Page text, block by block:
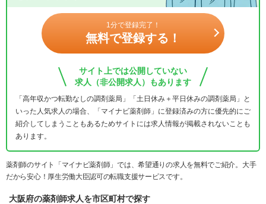
1分で登録完了！
無料で登録する！
サイト上では公開していない
求人（非公開求人）もあります
「高年収かつ転勤なしの調剤薬局」「土日休み＋平日休みの調剤薬局」と
いった人気求人の場合、「マイナビ薬剤師」に登録済みの方に優先的にご
紹介してしまうこともあるためサイトには求人情報が掲載されないことも
あります。
薬剤師のサイト「マイナビ薬剤師」では、希望通りの求人を無料でご紹介。大手
だから安心！厚生労働大臣認可の転職支援サービスです。
大阪府の薬剤師求人を市区町村で探す